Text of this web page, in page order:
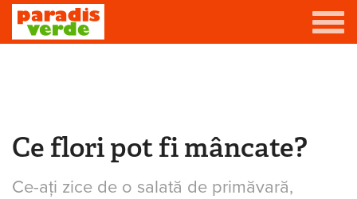
Viță-de-vie
Casă
Eşti aici
Ce flori pot fi mâncate?
Ce-aţi zice de o salată de primăvară,